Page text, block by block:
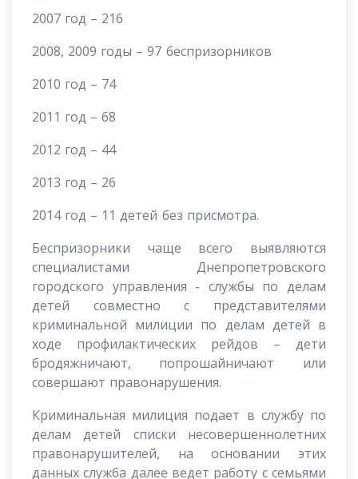
2007 год – 216
2008, 2009 годы – 97 беспризорников
2010 год – 74
2011 год – 68
2012 год – 44
2013 год – 26
2014 год – 11 детей без присмотра.
Беспризорники чаще всего выявляются
специалистами Днепропетровского
городского управления - службы по делам
детей совместно с представителями
криминальной милиции по делам детей в
ходе профилактических рейдов – дети
бродяжничают, попрошайничают или
совершают правонарушения.
Криминальная милиция подает в службу по
делам детей списки несовершеннолетних
правонарушителей, на основании этих
данных служба далее ведет работу с семьями